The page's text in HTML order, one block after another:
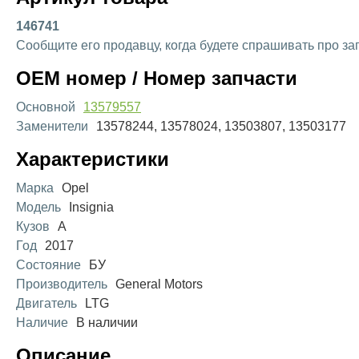
146741
Сообщите его продавцу, когда будете спрашивать про
OEM номер / Номер запчасти
Основной
13579557
Заменители
13578244, 13578024, 13503807, 13503177
Характеристики
Марка
Opel
Модель
Insignia
Кузов
A
Год
2017
Состояние
БУ
Производитель General Motors
Двигатель
LTG
Наличие
В наличии